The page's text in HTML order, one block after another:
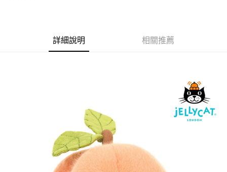
詳細說明 相關推薦